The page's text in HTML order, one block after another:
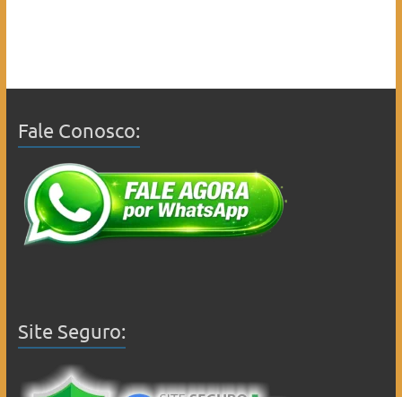
Fale Conosco:
Site Seguro: